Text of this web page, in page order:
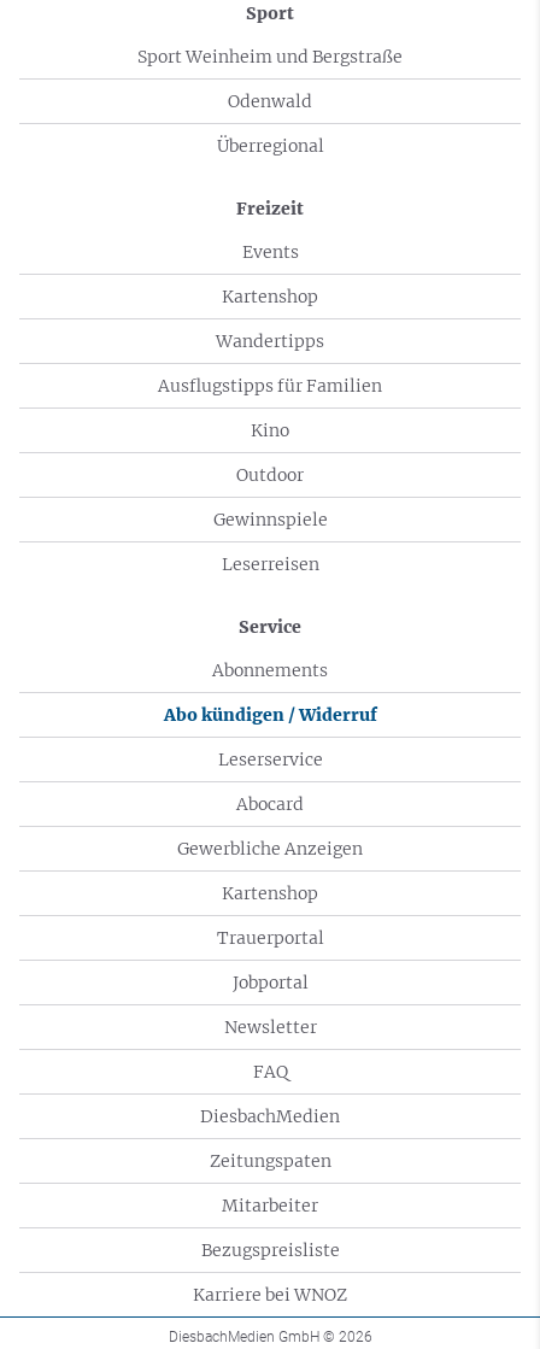
Sport
Sport Weinheim und Bergstraße
Odenwald
Überregional
Freizeit
Events
Kartenshop
Wandertipps
Ausflugstipps für Familien
Kino
Outdoor
Gewinnspiele
Leserreisen
Service
Abonnements
Abo kündigen / Widerruf
Leserservice
Abocard
Gewerbliche Anzeigen
Kartenshop
Trauerportal
Jobportal
Newsletter
FAQ
DiesbachMedien
Zeitungspaten
Mitarbeiter
Bezugspreisliste
Karriere bei WNOZ
DiesbachMedien GmbH © 2026